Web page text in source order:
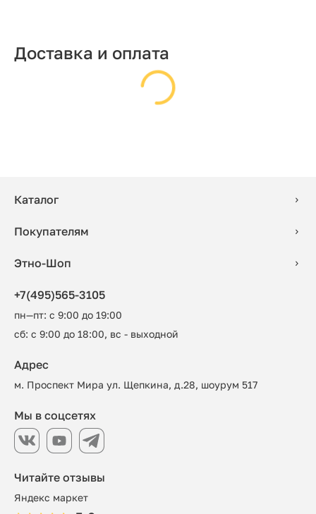
Доставка и оплата
Каталог
Покупателям
Этно-Шоп
+7(495)565-3105
пн—пт: с 9:00 до 19:00
сб: с 9:00 до 18:00, вс - выходной
Читайте отзывы
Яндекс маркет
Адрес
м. Проспект Мира ул. Щепкина, д.28, шоурум 517
Мы в соцсетях